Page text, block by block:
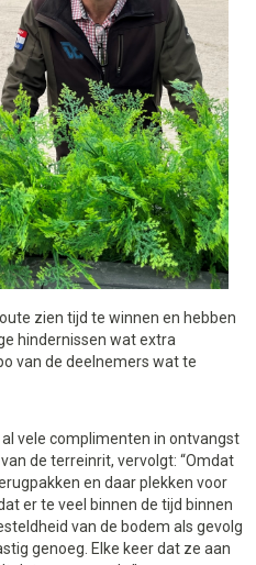
zien tijd te winnen en hebben
hindernissen wat extra
van de deelnemers wat te
vele complimenten in ontvangst
de terreinrit, vervolgt: “Omdat
en daar plekken voor
er te veel binnen de tijd binnen
van de bodem als gevolg
genoeg. Elke keer dat ze aan